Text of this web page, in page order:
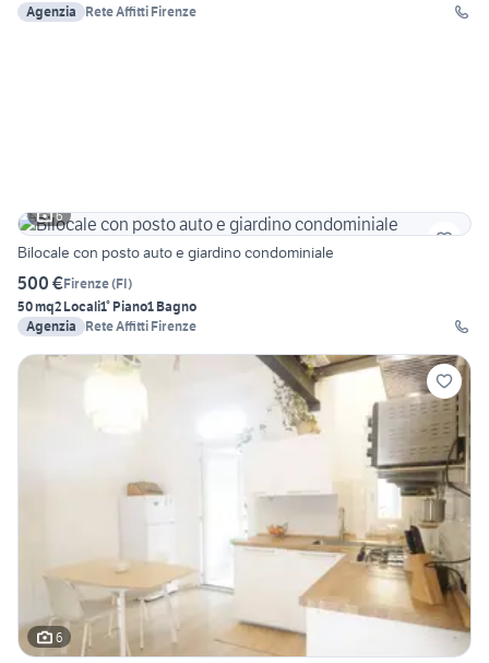
Agenzia
Rete Affitti Firenze
6
Bilocale con posto auto e giardino condominiale
500 €Firenze(FI)
50 mq2 Locali1° Piano1 Bagno
Agenzia
Rete Affitti Firenze
6